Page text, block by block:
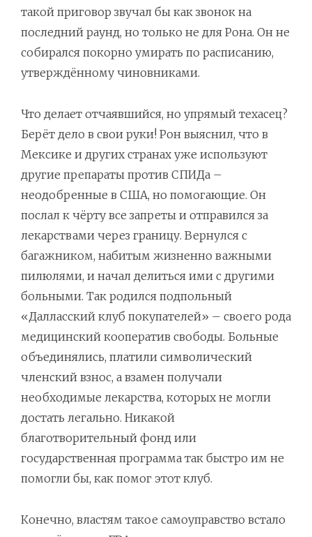
такой приговор звучал бы как звонок на
последний раунд, но только не для Рона. Он не
собирался покорно умирать по расписанию,
утверждённому чиновниками.
Что делает отчаявшийся, но упрямый техасец?
Берёт дело в свои руки! Рон выяснил, что в
Мексике и других странах уже используют
другие препараты против СПИДа –
неодобренные в США, но помогающие. Он
послал к чёрту все запреты и отправился за
лекарствами через границу. Вернулся с
багажником, набитым жизненно важными
пилюлями, и начал делиться ими с другими
больными. Так родился подпольный
«Далласский клуб покупателей» – своего рода
медицинский кооператив свободы. Больные
объединялись, платили символический
членский взнос, а взамен получали
необходимые лекарства, которых не могли
достать легально. Никакой
благотворительный фонд или
государственная программа так быстро им не
помогли бы, как помог этот клуб.
Конечно, властям такое самоуправство встало